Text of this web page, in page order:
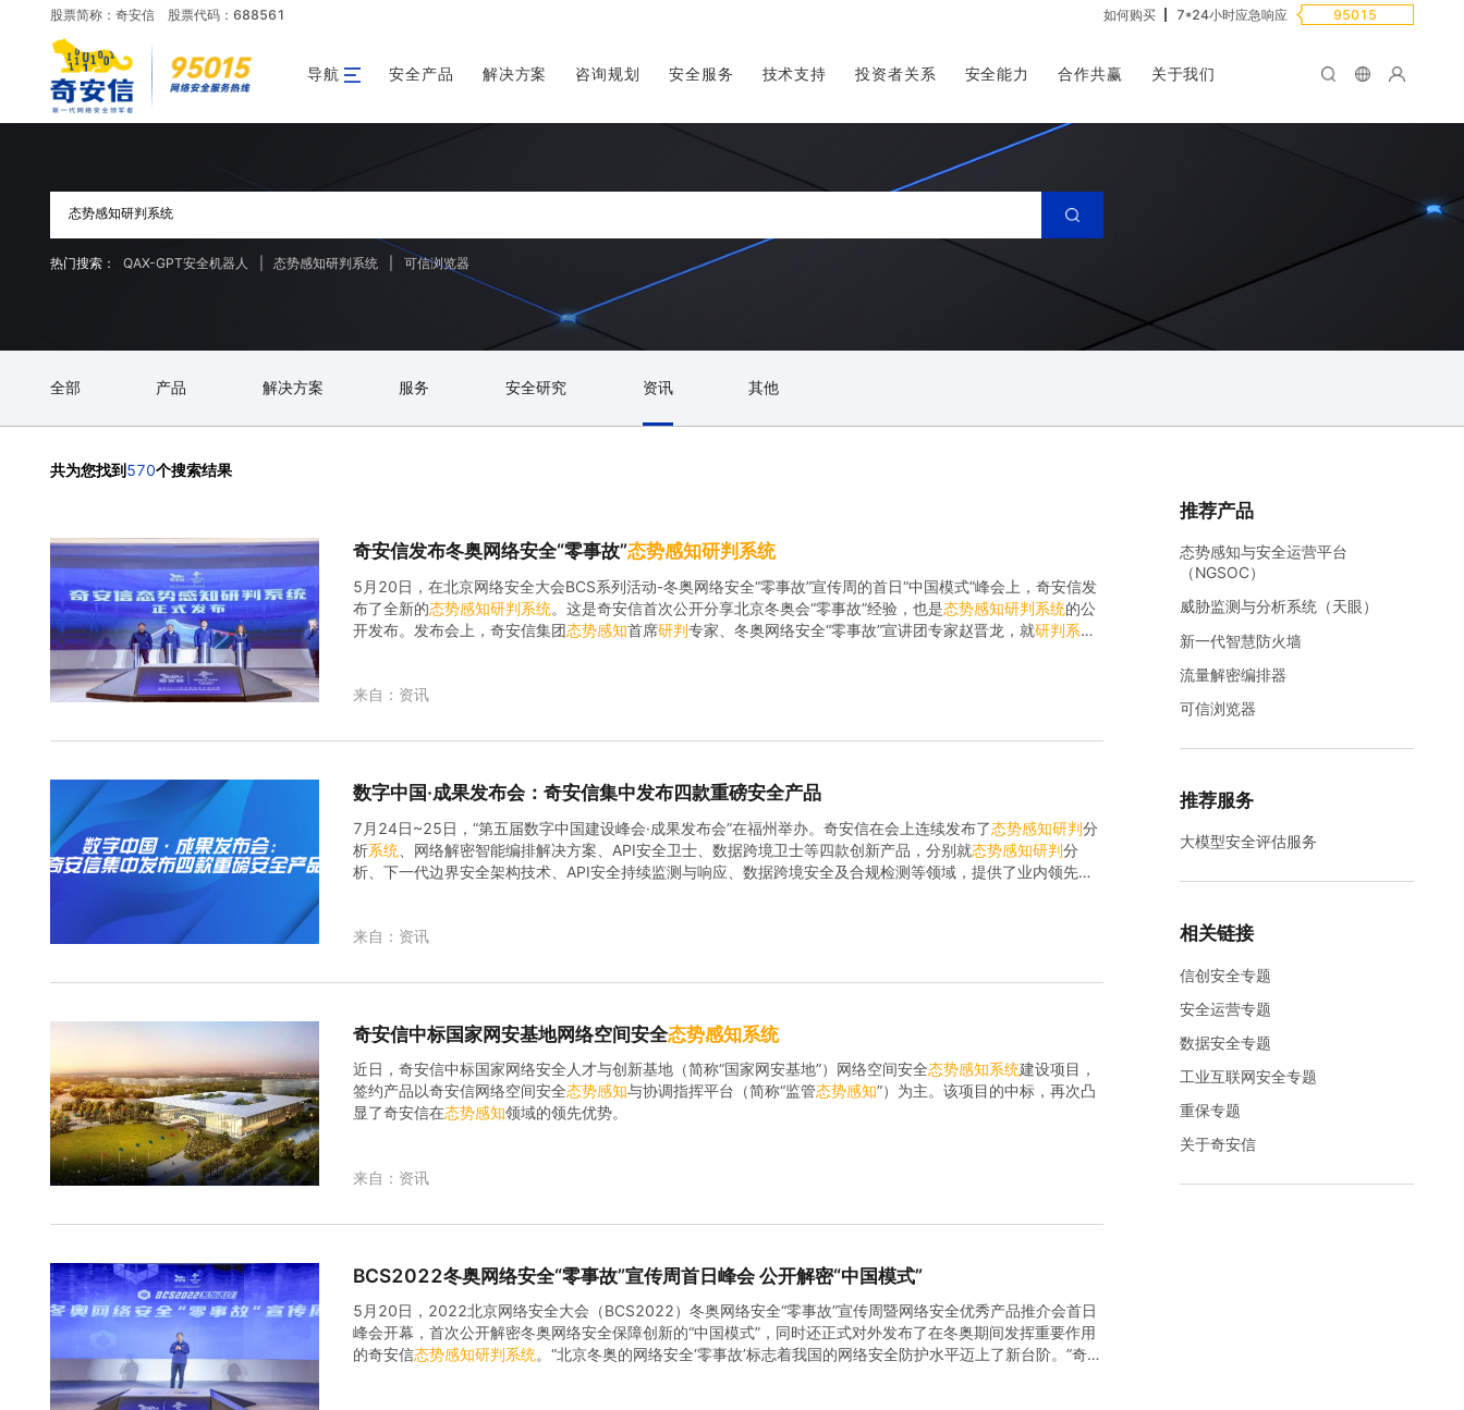
股票简称：奇安信 股票代码：688561 如何购买 7*24小时应急响应 95015
导航 安全产品 解决方案 咨询规划 安全服务 技术支持 投资者关系 安全能力 合作共赢 关于我们
热门搜索： QAX-GPT安全机器人 态势感知研判系统 可信浏览器
全部 产品 解决方案 服务 安全研究 资讯 其他
共为您找到 570个搜索结果
奇安信发布冬奥网络安全“零事故”态势感知研判系统
5月20日，在北京网络安全大会BCS系列活动-冬奥网络安全“零事故”宣传周的首日“中国模式”峰会上，奇安信发
布了全新的态势感知研判系统。这是奇安信首次公开分享北京冬奥会“零事故”经验，也是态势感知研判系统的公
开发布。发布会上，奇安信集团态势感知首席研判专家、冬奥网络安全“零事故”宣讲团专家赵晋龙，就研判系统
来自：资讯
数字中国·成果发布会：奇安信集中发布四款重磅安全产品
7月24日~25日，“第五届数字中国建设峰会·成果发布会”在福州举办。奇安信在会上连续发布了态势感知研判分
析系统、网络解密智能编排解决方案、API安全卫士、数据跨境卫士等四款创新产品，分别就态势感知研判分
析、下一代边界安全架构技术、API安全持续监测与响应、数据跨境安全及合规检测等领域，提供了业内领先的
来自：资讯
奇安信中标国家网安基地网络空间安全态势感知系统
近日，奇安信中标国家网络安全人才与创新基地（简称“国家网安基地”）网络空间安全态势感知系统建设项目，
签约产品以奇安信网络空间安全态势感知与协调指挥平台（简称“监管态势感知”）为主。该项目的中标，再次凸
显了奇安信在态势感知领域的领先优势。
来自：资讯
BCS2022冬奥网络安全“零事故”宣传周首日峰会 公开解密“中国模式”
5月20日，2022北京网络安全大会（BCS2022）冬奥网络安全“零事故”宣传周暨网络安全优秀产品推介会首日
峰会开幕，首次公开解密冬奥网络安全保障创新的“中国模式”，同时还正式对外发布了在冬奥期间发挥重要作用
的奇安信态势感知研判 系统。“北京冬奥的网络安全‘零事故’标志着我国的网络安全防护水平迈上了新台阶。”奇安
推荐产品
态势感知与安全运营平台
（NGSOC）
威胁监测与分析系统（天眼）
新一代智慧防火墙
流量解密编排器
可信浏览器
推荐服务
大模型安全评估服务
相关链接
信创安全专题
安全运营专题
数据安全专题
工业互联网安全专题
重保专题
关于奇安信